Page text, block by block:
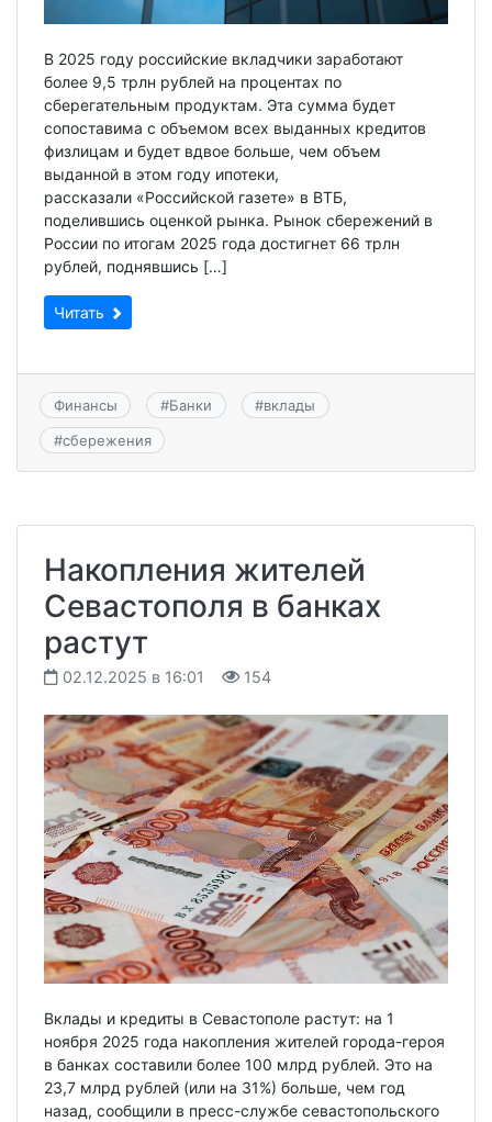
В 2025 году российские вкладчики заработают
более 9,5 трлн рублей на процентах по
сберегательным продуктам. Эта сумма будет
сопоставима с объемом всех выданных кредитов
физлицам и будет вдвое больше, чем объем
выданной в этом году ипотеки,
рассказали «Российской газете» в ВТБ,
поделившись оценкой рынка. Рынок сбережений в
России по итогам 2025 года достигнет 66 трлн
рублей, поднявшись […]
Читать
Финансы #Банки #вклады
#сбережения
Накопления жителей
Севастополя в банках
растут
02.12.2025 в 16:01 154
Вклады и кредиты в Севастополе растут: на 1
ноября 2025 года накопления жителей города-героя
в банках составили более 100 млрд рублей. Это на
23,7 млрд рублей (или на 31%) больше, чем год
назад, сообщили в пресс-службе севастопольского